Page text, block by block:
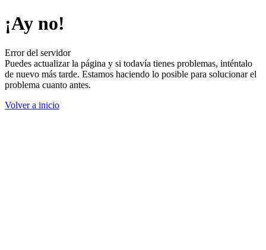
¡Ay no!
Error del servidor
Puedes actualizar la página y si todavía tienes problemas, inténtalo
de nuevo más tarde. Estamos haciendo lo posible para solucionar el
problema cuanto antes.
Volver a inicio